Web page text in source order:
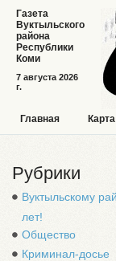
7 августа 2026
г.
Газета
Вуктыльского
района
Республики
Коми
Главная
Рубрики
Вуктыльскому
лет!
Общество
Криминал-досье